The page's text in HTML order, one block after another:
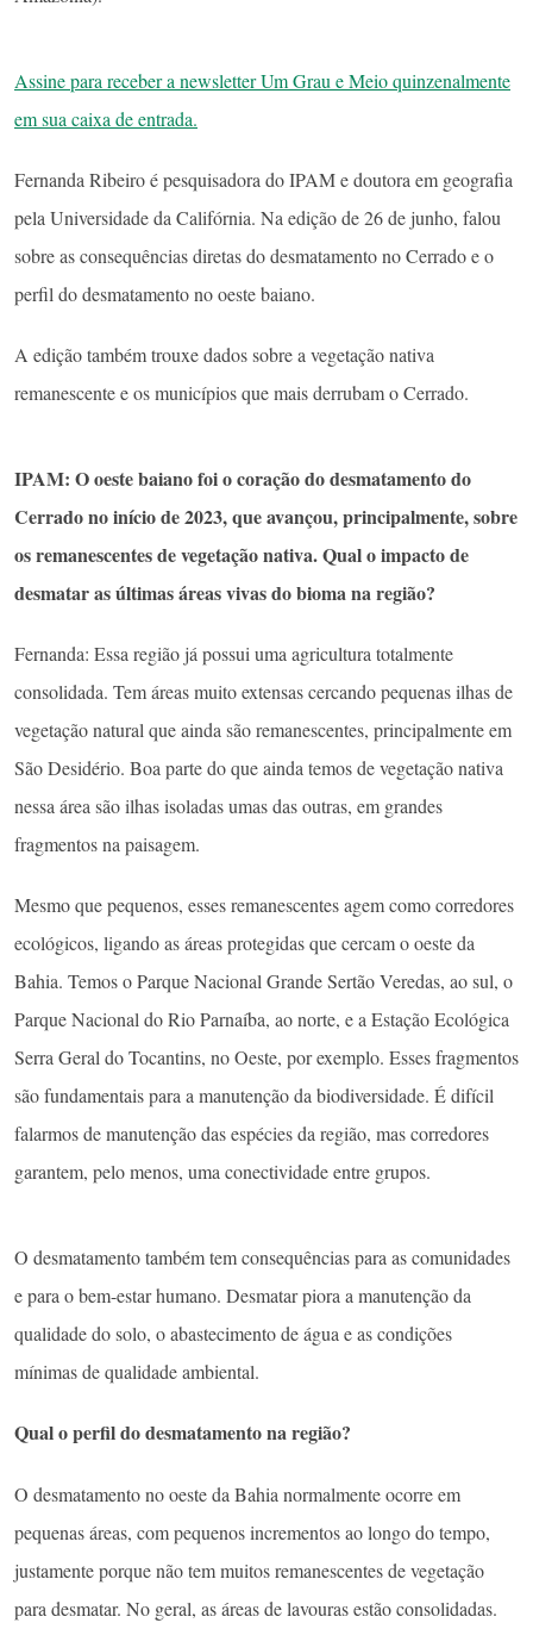
Assine para receber a newsletter Um Grau e Meio quinzenalmente
em sua caixa de entrada.
Fernanda Ribeiro é pesquisadora do IPAM e doutora em geografia
pela Universidade da Califórnia. Na edição de 26 de junho, falou
sobre as consequências diretas do desmatamento no Cerrado e o
perfil do desmatamento no oeste baiano.
A edição também trouxe dados sobre a vegetação nativa
remanescente e os municípios que mais derrubam o Cerrado.
IPAM: O oeste baiano foi o coração do desmatamento do
Cerrado no início de 2023, que avançou, principalmente, sobre
os remanescentes de vegetação nativa. Qual o impacto de
desmatar as últimas áreas vivas do bioma na região?
Fernanda: Essa região já possui uma agricultura totalmente
consolidada. Tem áreas muito extensas cercando pequenas ilhas de
vegetação natural que ainda são remanescentes, principalmente em
São Desidério. Boa parte do que ainda temos de vegetação nativa
nessa área são ilhas isoladas umas das outras, em grandes
fragmentos na paisagem.
Mesmo que pequenos, esses remanescentes agem como corredores
ecológicos, ligando as áreas protegidas que cercam o oeste da
Bahia. Temos o Parque Nacional Grande Sertão Veredas, ao sul, o
Parque Nacional do Rio Parnaíba, ao norte, e a Estação Ecológica
Serra Geral do Tocantins, no Oeste, por exemplo. Esses fragmentos
são fundamentais para a manutenção da biodiversidade. É difícil
falarmos de manutenção das espécies da região, mas corredores
garantem, pelo menos, uma conectividade entre grupos.
O desmatamento também tem consequências para as comunidades
e para o bem-estar humano. Desmatar piora a manutenção da
qualidade do solo, o abastecimento de água e as condições
mínimas de qualidade ambiental.
Qual o perfil do desmatamento na região?
O desmatamento no oeste da Bahia normalmente ocorre em
pequenas áreas, com pequenos incrementos ao longo do tempo,
justamente porque não tem muitos remanescentes de vegetação
para desmatar. No geral, as áreas de lavouras estão consolidadas.